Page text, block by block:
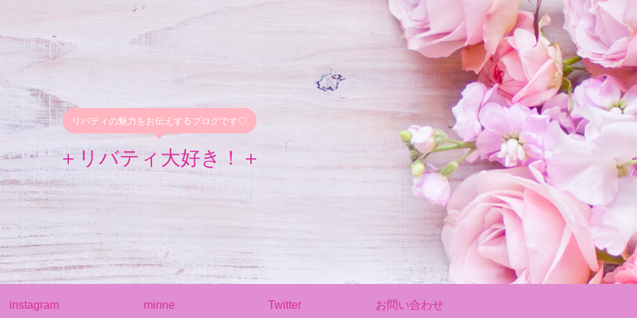
リバティの魅力をお伝えするブログです♡
＋リバティ大好き！＋
instagram minne Twitter お問い合わせ